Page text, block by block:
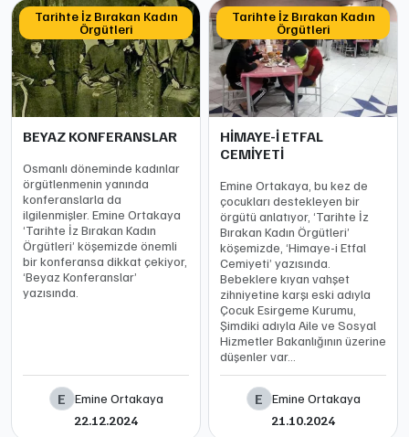
Tarihte İz Bırakan Kadın
Örgütleri
BEYAZ KONFERANSLAR
Osmanlı döneminde kadınlar
örgütlenmenin yanında
konferanslarla da
ilgilenmişler. Emine Ortakaya
‘Tarihte İz Bırakan Kadın
Örgütleri’ köşemizde önemli
bir konferansa dikkat çekiyor,
‘Beyaz Konferanslar’
yazısında.
E
Emine Ortakaya
22.12.2024
Tarihte İz Bırakan Kadın
Örgütleri
HİMAYE-İ ETFAL
CEMİYETİ
Emine Ortakaya, bu kez de
çocukları destekleyen bir
örgütü anlatıyor, ‘Tarihte İz
Bırakan Kadın Örgütleri’
köşemizde, ‘Himaye-i Etfal
Cemiyeti’ yazısında.
Bebeklere kıyan vahşet
zihniyetine karşı eski adıyla
Çocuk Esirgeme Kurumu,
Şimdiki adıyla Aile ve Sosyal
Hizmetler Bakanlığının üzerine
düşenler var…
E
Emine Ortakaya
21.10.2024